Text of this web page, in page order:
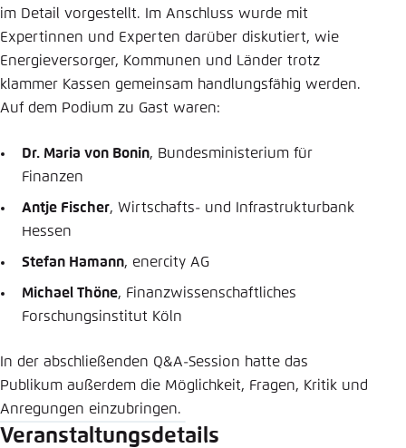
im Detail vorgestellt. Im Anschluss wurde mit
Expertinnen und Experten darüber diskutiert, wie
Energieversorger, Kommunen und Länder trotz
klammer Kassen gemeinsam handlungsfähig werden.
Auf dem Podium zu Gast waren:
Dr. Maria von Bonin, Bundesministerium für
Finanzen
Antje Fischer, Wirtschafts- und Infrastrukturbank
Hessen
Stefan Hamann, enercity AG
Michael Thöne, Finanzwissenschaftliches
Forschungsinstitut Köln
In der abschließenden Q&A-Session hatte das
Publikum außerdem die Möglichkeit, Fragen, Kritik und
Anregungen einzubringen.
Veranstaltungsdetails